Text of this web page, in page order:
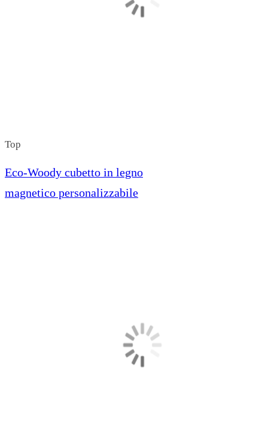
Top
Eco-Woody cubetto in legno
magnetico personalizzabile